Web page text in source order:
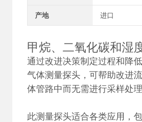
产地 进口
甲烷、二氧化碳和湿
通过改进决策制定过程和降
气体测量探头，可帮助改进
体管路中而无需进行采样处理
此测量探头适合各类应用，